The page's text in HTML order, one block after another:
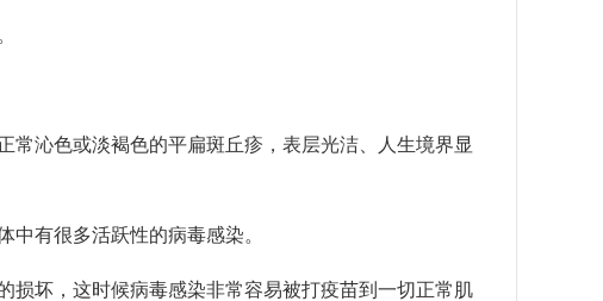
沁色或淡褐色的平扁斑丘疹，表层光洁、人生境界显
有很多活跃性的病毒感染。
坏，这时候病毒感染非常容易被打疫苗到一切正常肌